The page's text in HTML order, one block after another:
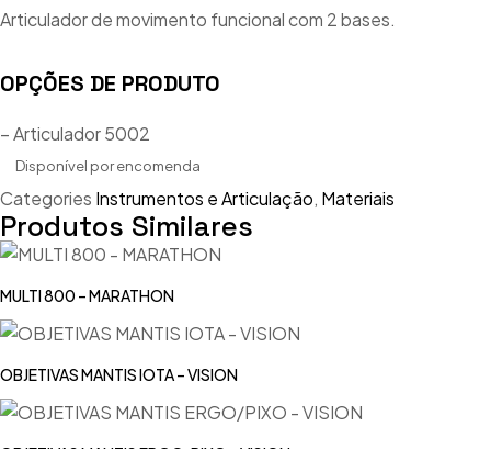
Articulador de movimento funcional com 2 bases.
OPÇÕES DE PRODUTO
– Articulador 5002
Disponível por encomenda
Categories Instrumentos e Articulação, Materiais
Produtos Similares
MULTI 800 – MARATHON
OBJETIVAS MANTIS IOTA – VISION